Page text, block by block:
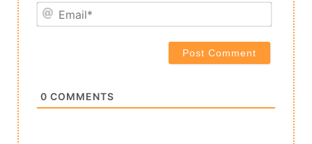
Email*
0 COMMENTS